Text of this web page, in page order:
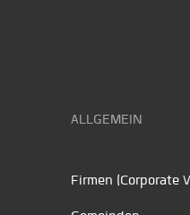
ALLGEMEIN
Firmen (Corporate